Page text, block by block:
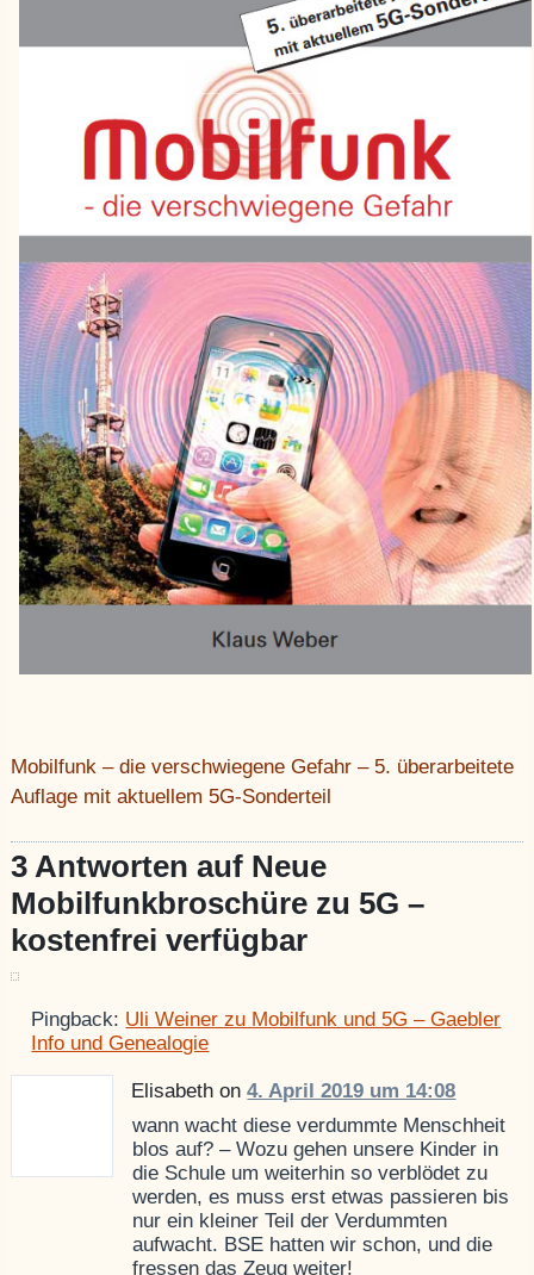
Mobilfunk – die verschwiegene Gefahr – 5. überarbeitete
Auflage mit aktuellem 5G-Sonderteil
3 Antworten auf Neue
Mobilfunkbroschüre zu 5G –
kostenfrei verfügbar
Pingback: Uli Weiner zu Mobilfunk und 5G – Gaebler
Info und Genealogie
Elisabeth on4. April 2019 um 14:08
wann wacht diese verdummte Menschheit
blos auf? – Wozu gehen unsere Kinder in
die Schule um weiterhin so verblödet zu
werden, es muss erst etwas passieren bis
nur ein kleiner Teil der Verdummten
aufwacht. BSE hatten wir schon, und die
fressen das Zeug weiter!